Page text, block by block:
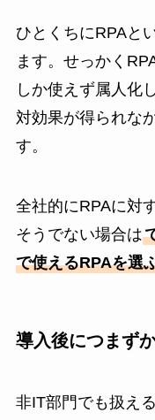
ひとくちにRPAと
ます。せっかく
しか使えず属人化
対効果が得られな
す。
全社的にRPAに対
そうでない場合は
で使えるRPAを選
導入後につまず
非IT部門でも扱え